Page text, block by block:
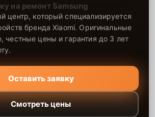
на ремонт Samsung
который специализируется
бренда Xiaomi. Оригинальные
честные цены и гарантия до 3 лет
Оставить заявку
Смотреть цены